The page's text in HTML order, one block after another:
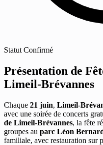
Statut Confirmé
Présentation de
Limeil-Brévannes
Chaque 21 juin, Limeil-
avec une soirée de concerts
de Limeil-Brévannes, la fête
groupes au parc Léon
familiale, avec restauration sur